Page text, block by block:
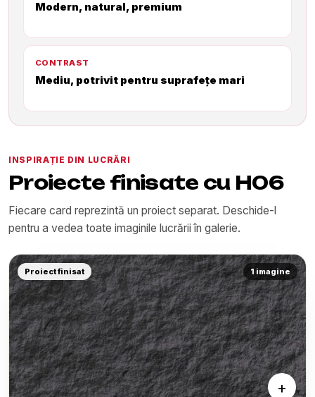
Modern, natural, premium
CONTRAST
Mediu, potrivit pentru suprafețe mari
INSPIRAȚIE DIN LUCRĂRI
Proiecte finisate cu H06
Fiecare card reprezintă un proiect separat. Deschide-l
pentru a vedea toate imaginile lucrării în galerie.
Proiect finisat 1 imagine
+